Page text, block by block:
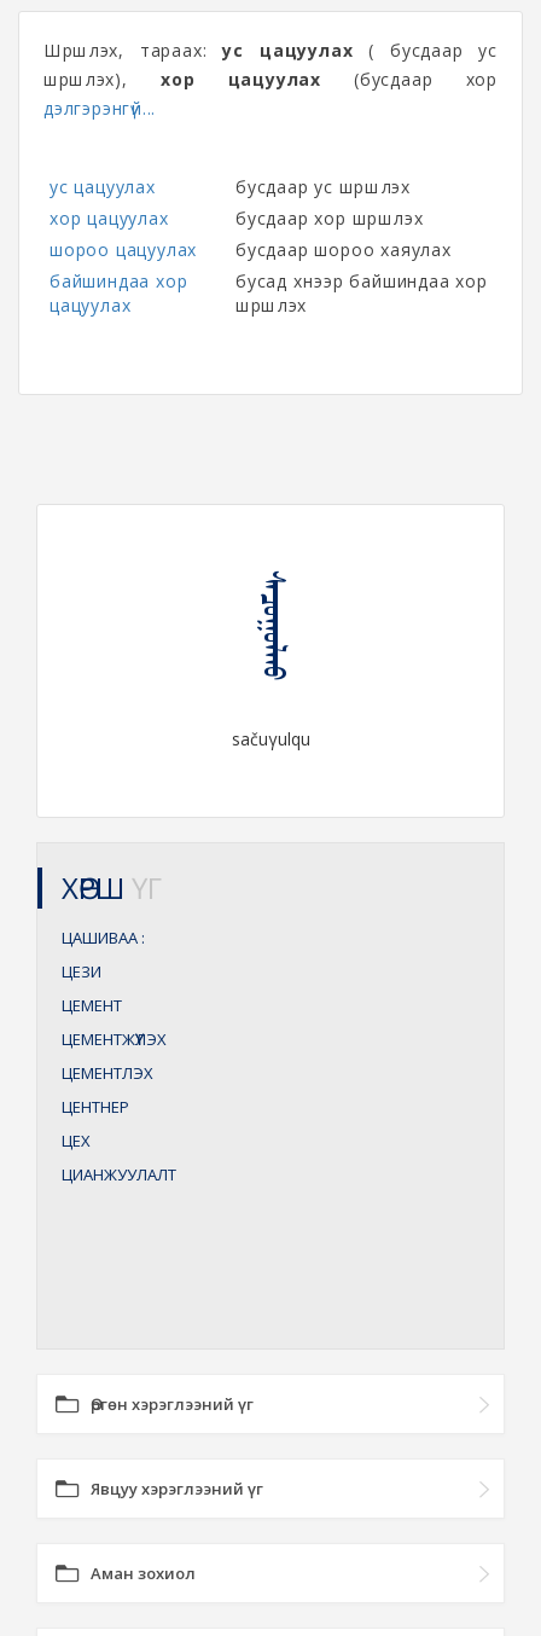
Шүршүүлэх, тараах:ус цацуулах ( бусдаар ус
шүршүүлэх), хор цацуулах (бусдаар хор
дэлгэрэнгүй...
ус цацуулах
бусдаар ус шүршүүлэх
хор цацуулах
бусдаар хор шүршүүлэх
шороо цацуулах
бусдаар шороо хаяулах
байшиндаа хор
цацуулах
бусад хүнээр байшиндаа хор
шүршүүлэх
ᠰᠠᠴᠤᠭᠤᠯᠬᠤ
sačuγulqu
ХӨРШ ҮГ
ЦАШИВАА :
ЦЕЗИ
ЦЕМЕНТ
ЦЕМЕНТЖҮҮЛЭХ
ЦЕМЕНТЛЭХ
ЦЕНТНЕР
ЦЕХ
ЦИАНЖУУЛАЛТ
Өргөн хэрэглээний үг
Явцуу хэрэглээний үг
Аман зохиол